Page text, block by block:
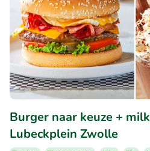
Burger naar keuze +
Lubeckplein Zwolle